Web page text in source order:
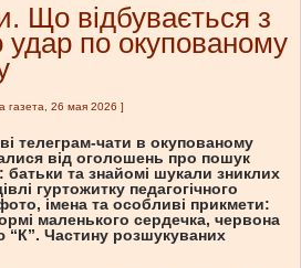
Що відбувається з
удар по окупованому
газета, 26 мая 2026 ]
телеграм-чати в окупованому
від оголошень про пошук
батьки та знайомі шукали зниклих
гуртожитку педагогічного
імена та особливі прикмети:
маленького сердечка, червона
“К”. Частину розшукуваних